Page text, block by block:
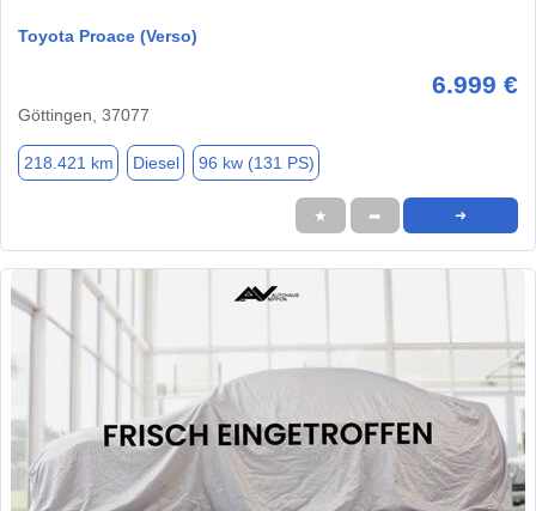
Toyota Proace (Verso)
6.999 €
Göttingen, 37077
218.421 km Diesel 96 kw (131 PS)
★ ➦ ➜